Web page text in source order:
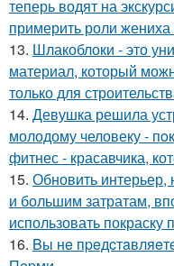
теперь водят на
примерить роли
13. Шлакоблоки - это
материал, который
только для
14. Девушка решила
молодому человеку -
фитнес - красавчика,
15. Обновить интерьер,
и большим затратам,
использовать покраску
16. Bы нe